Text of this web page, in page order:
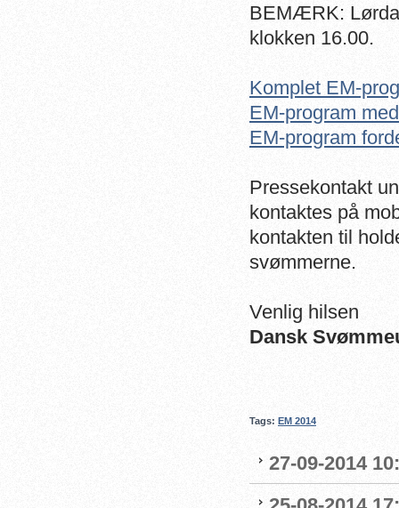
BEMÆRK:
klokken 16.00.
Komplet EM-
EM-program
EM-program
Pressekontakt
kontaktes på
kontakten til
svømmerne.
Venlig hilsen
Dansk
Tags: EM 2014
27-09-2014